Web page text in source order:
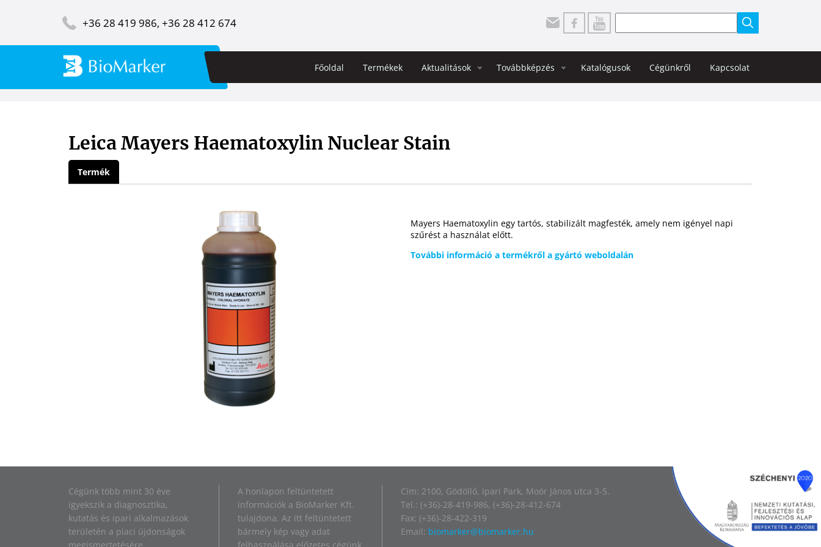
Image+36 28 419 986, +36 28 412 674
Főoldal Termékek Aktualitások Továbbképzés Katalógusok Cégünkről Kapcsolat
Leica Mayers Haematoxylin Nuclear Stain
Termék
Mayers Haematoxylin egy tartós, stabilizált magfesték, amely nem igényel napi
szűrést a használat előtt.
További információ a termékről a gyártó weboldalán
Cégünk több mint 30 éve
igyekszik a diagnosztika,
kutatás és ipari alkalmazások
területén a piaci újdonságok
A honlapon feltüntetett
információk a BioMarker Kft.
tulajdona. Az itt feltüntetett
bármely kép vagy adat
Cím: 2100, Gödöllő, Ipari Park, Moór János utca 3-5.
Tel.: (+36)-28-419-986, (+36)-28-412-674
Fax: (+36)-28-422-319
Email: biomarker@biomarker.hu
Image